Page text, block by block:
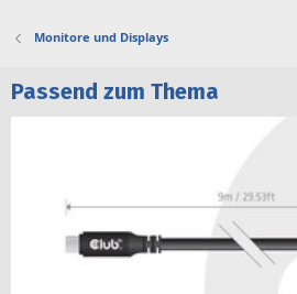
Monitore und Displays
Passend zum Thema